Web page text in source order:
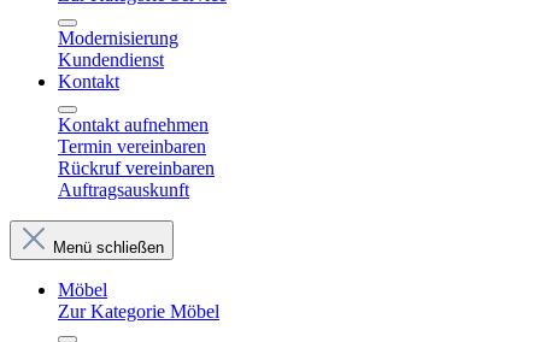
Modernisierung
Kundendienst
Kontakt
Kontakt aufnehmen
Termin vereinbaren
Rückruf vereinbaren
Auftragsauskunft
Menü schließen
Möbel
Zur Kategorie Möbel